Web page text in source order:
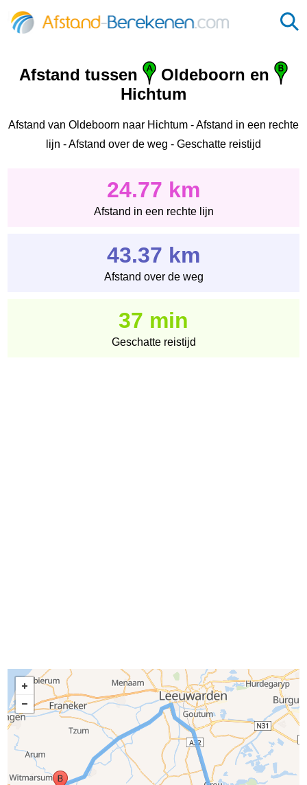
Afstand tussen
Oldeboorn en
Hichtum
Afstand van Oldeboorn naar Hichtum - Afstand in een rechte
lijn - Afstand over de weg - Geschatte reistijd
24.77 km
Afstand in een rechte lijn
43.37 km
Afstand over de weg
37 min
Geschatte reistijd